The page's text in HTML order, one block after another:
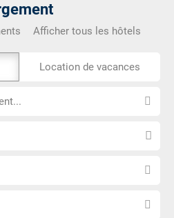
Afficher tous les hôtels
Location de vacances